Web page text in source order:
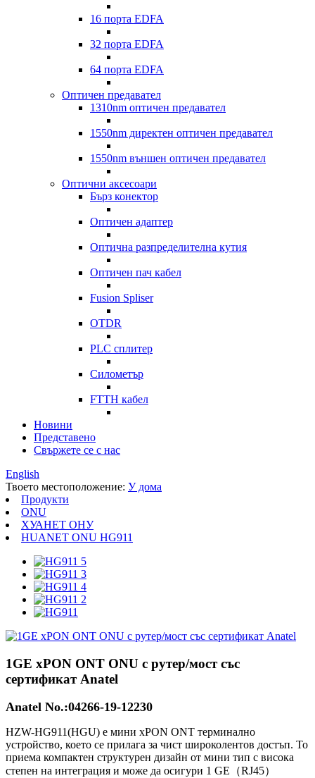
16 порта EDFA
32 порта EDFA
64 порта EDFA
Оптичен предавател
1310nm оптичен предавател
1550nm директен оптичен предавател
1550nm външен оптичен предавател
Оптични аксесоари
Бърз конектор
Оптичен адаптер
Оптична разпределителна кутия
Оптичен пач кабел
Fusion Spliser
OTDR
PLC сплитер
Силометър
FTTH кабел
Новини
Представено
Свържете се с нас
English
Твоето местоположение: У дома
Продукти
ONU
ХУАНЕТ ОНУ
HUANET ONU HG911
1GE xPON ONT ONU с рутер/мост със
сертификат Anatel
Anatel No.:04266-19-12230
HZW-HG911(HGU) е мини xPON ONT терминално
устройство, което се прилага за чист широколентов достъп. То
приема компактен структурен дизайн от мини тип с висока
степен на интеграция и може да осигури 1 GE（RJ45）